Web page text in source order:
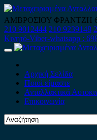
Skip
to
content
ΑΜΒΡΟΣΙΟΥ ΦΡΑΝΤΖΗ
210 9012444 210 9239148
Κινητό-Viber-whatsapp :
Primary
Αρχική Σελίδα
Ποιοί είμαστε
Ανταλλακτικά
Επικοινωνία